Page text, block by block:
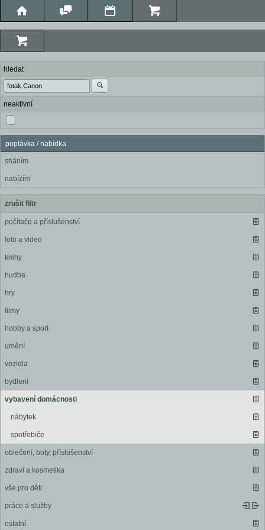
hledat
neaktivní
poptávka / nabídka
sháním
nabízím
zrušit filtr
počítače a příslušenství
foto a video
knihy
hudba
hry
filmy
hobby a sport
umění
vozidla
bydlení
vybavení domácnosti
nábytek
spotřebiče
oblečení, boty, příslušenství
zdraví a kosmetika
vše pro děti
práce a služby
ostatní